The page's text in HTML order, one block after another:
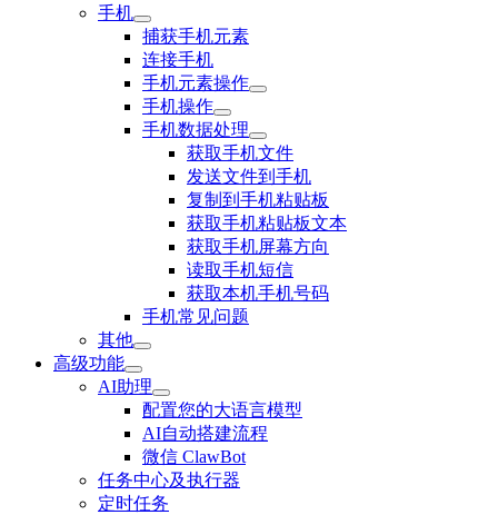
手机
捕获手机元素
连接手机
手机元素操作
手机操作
手机数据处理
获取手机文件
发送文件到手机
复制到手机粘贴板
获取手机粘贴板文本
获取手机屏幕方向
读取手机短信
获取本机手机号码
手机常见问题
其他
高级功能
AI助理
配置您的大语言模型
AI自动搭建流程
微信 ClawBot
任务中心及执行器
定时任务